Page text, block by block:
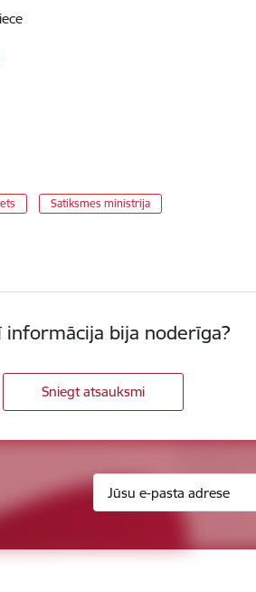
Satiksmes ministrija
informācija bija noderīga?
Sniegt atsauksmi